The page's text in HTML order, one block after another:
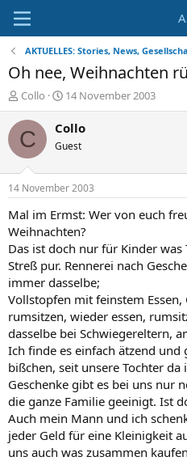
AKTUELLES: Stories, News,
Oh nee, Weihnachten
E
r
s
t
e
r
Collo
E
r
s
e
t
a
m
14 November 2003
C Collo
Guest
14 November 2003
Mal im Ermst: Wer von euch
Weihnachten?
Das ist doch nur für Kinder was
Streß pur. Rennerei nach
immer dasselbe;
Vollstopfen mit feinstem Essen,
rumsitzen, wieder essen,
dasselbe bei Schwiegereltern,
Ich finde es einfach ätzend und
bißchen, seit unsere Tochter da
Geschenke gibt es bei uns nur
die ganze Familie geeinigt. Ist
Auch mein Mann und ich
jeder Geld für eine Kleinigkeit
uns auch was zusammen